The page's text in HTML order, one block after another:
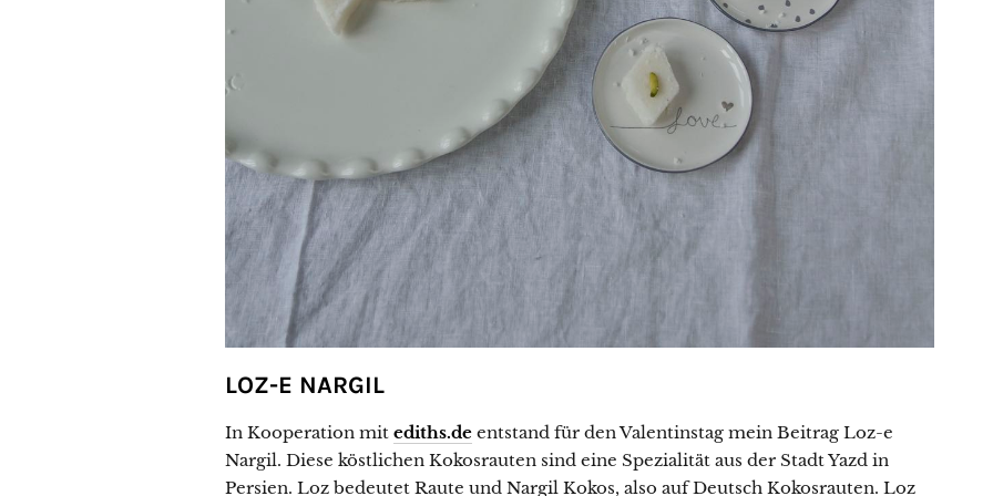
LOZ-E NARGIL
In Kooperation mit ediths.de entstand für den Valentinstag mein Beitrag Loz-e
Nargil. Diese köstlichen Kokosrauten sind eine Spezialität aus der Stadt Yazd in
Persien. Loz bedeutet Raute und Nargil Kokos, also auf Deutsch Kokosrauten. Loz